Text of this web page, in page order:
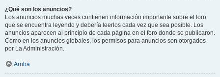
¿Qué son los anuncios?
Los anuncios muchas veces contienen información importante sobre el foro
que se encuentra leyendo y debería leerlos cada vez que sea posible. Los
anuncios aparecen al principio de cada página en el foro donde se publicaron.
Como en los anuncios globales, los permisos para anuncios son otorgados
por La Administración.
Arriba